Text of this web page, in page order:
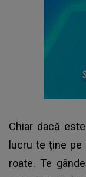
Chiar dacă
lucru te ține pe
roate. Te